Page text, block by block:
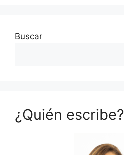
Buscar
¿Quién escribe?